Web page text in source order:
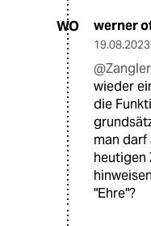
WO werner
19.08.2023,
wieder
die
man
heutigen
"Ehre"?